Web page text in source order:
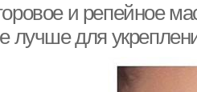
и репейное
лучше для